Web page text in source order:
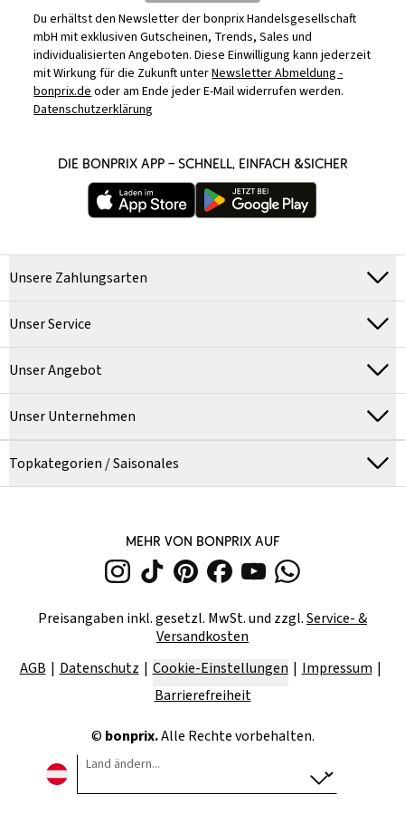
Du erhältst den Newsletter der bonprix Handelsgesellschaft
mbH mit exklusiven Gutscheinen, Trends, Sales und
individualisierten Angeboten. Diese Einwilligung kann jederzeit
mit Wirkung für die Zukunft unterNewsletter Abmeldung -
bonprix.deoder am Ende jeder E-Mail widerrufen werden.
Datenschutzerklärung
DIE BONPRIX APP – SCHNELL, EINFACH &SICHER
Unsere Zahlungsarten
Unser Service
Unser Angebot
Unser Unternehmen
Topkategorien / Saisonales
MEHR VON BONPRIX AUF
Preisangaben inkl. gesetzl. MwSt. und zzgl.Service- &
Versandkosten
AGB
Datenschutz Cookie-Einstellungen
Impressum
Barrierefreiheit
© bonprix.Alle Rechte vorbehalten.
Land ändern...